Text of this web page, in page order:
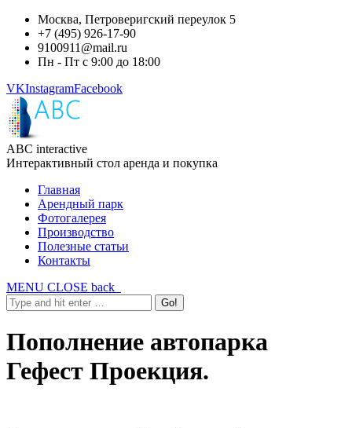
Москва, Петроверигский переулок 5
+7 (495) 926-17-90
9100911@mail.ru
Пн - Пт с 9:00 до 18:00
VKInstagramFacebook
ABC interactive
Интерактивный стол аренда и покупка
Главная
Арендный парк
Фотогалерея
Производство
Полезные статьи
Контакты
MENU CLOSE back
Пополнение автопарка
Гефест Проекция.